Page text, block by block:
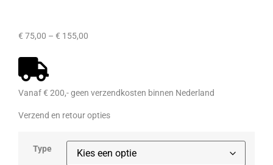
€ 75,00 – € 155,00
Vanaf € 200,- geen verzendkosten binnen Nederland
Verzend en retour opties
Type